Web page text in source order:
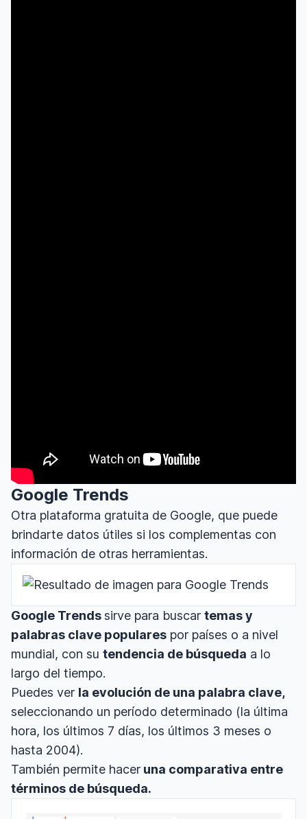
Google Trends
Otra plataforma gratuita de Google, que puede
brindarte datos útiles si los complementas con
información de otras herramientas.
Google Trendssirve para buscar temas y
palabras clave populares por países o a nivel
mundial, con su tendencia de búsqueda a lo
largo del tiempo.
Puedes ver la evolución de una palabra clave,
seleccionando un período determinado (la última
hora, los últimos 7 días, los últimos 3 meses o
hasta 2004).
También permite hacer una comparativa entre
términos de búsqueda.